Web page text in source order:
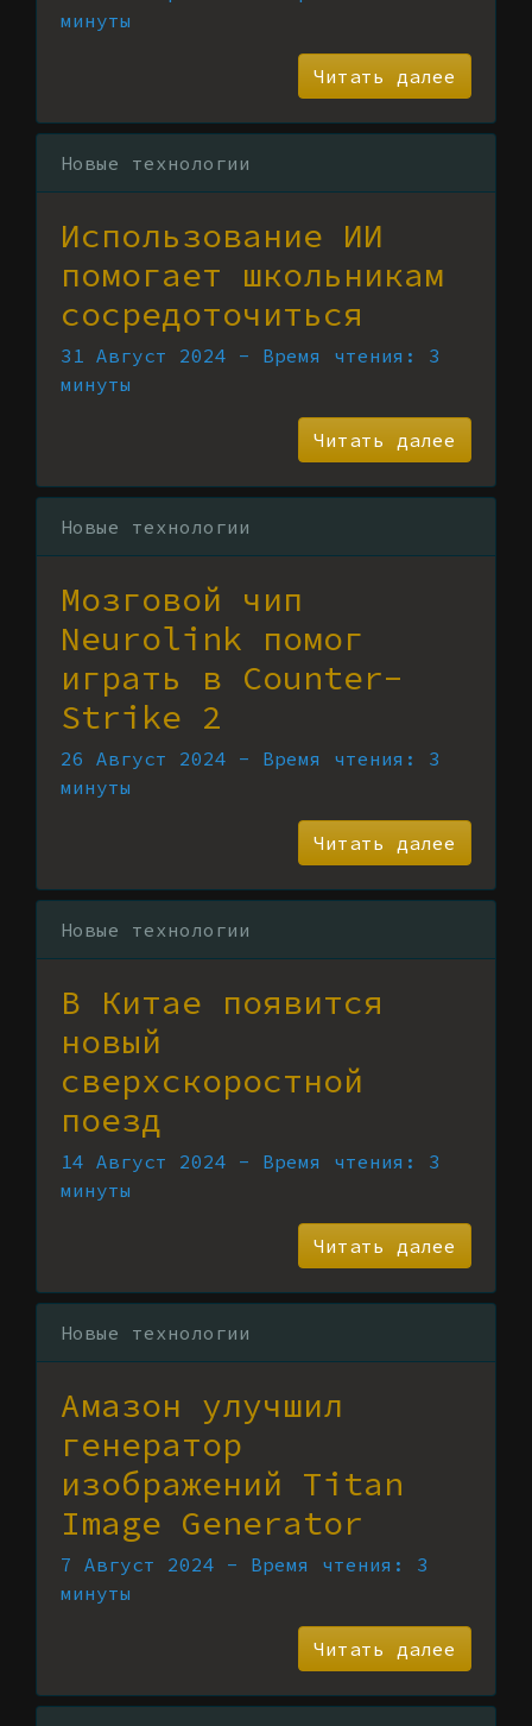
минуты
Читать далее
Новые технологии
Использование ИИ
помогает школьникам
сосредоточиться
31 Август 2024 - Время чтения: 3
минуты
Читать далее
Новые технологии
Мозговой чип
Neurolink помог
играть в Counter-
Strike 2
26 Август 2024 - Время чтения: 3
минуты
Читать далее
Новые технологии
В Китае появится
новый
сверхскоростной
поезд
14 Август 2024 - Время чтения: 3
минуты
Читать далее
Новые технологии
Амазон улучшил
генератор
изображений Titan
Image Generator
7 Август 2024 - Время чтения: 3
минуты
Читать далее